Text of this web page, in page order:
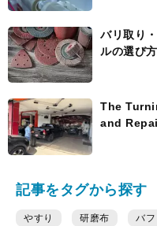
バリ取り
ルの選び
The
and
記事をタグから探す
やすり 研磨布 バフ